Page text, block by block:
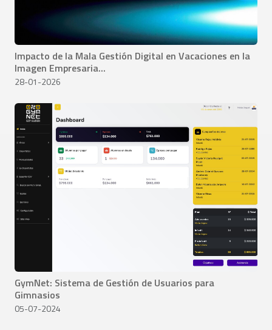
Impacto de la Mala Gestión Digital en Vacaciones en la
Imagen Empresaria...
28-01-2026
GymNet: Sistema de Gestión de Usuarios para
Gimnasios
05-07-2024